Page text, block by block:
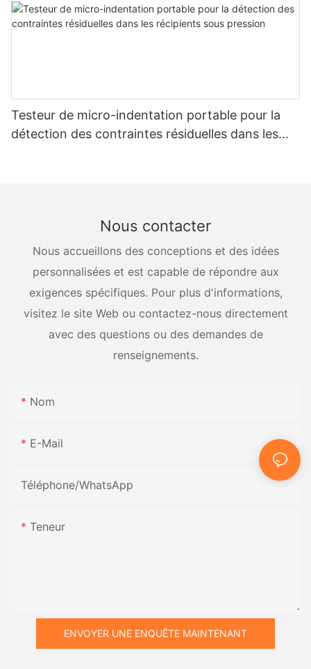
Testeur de micro-indentation portable pour la
détection des contraintes résiduelles dans les
Nous contacter
Nous accueillons des conceptions et des idées
personnalisées et est capable de répondre aux
exigences spécifiques. Pour plus d'informations,
visitez le site Web ou contactez-nous directement
avec des questions ou des demandes de
renseignements.
Nom
E-Mail
Téléphone/WhatsApp
Teneur
ENVOYER UNE ENQUÊTE MAINTENANT